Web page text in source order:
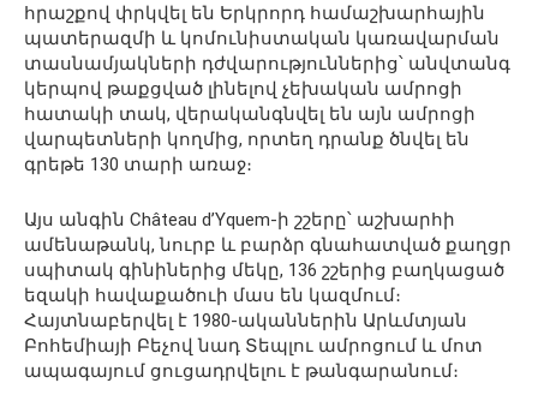
հրաշքով փրկվել են Երկրորդ համաշխարհային
պատերազմի և կոմունիստական կառավարման
տասնամյակների դժվարություններից՝ անվտանգ
կերպով թաքցված լինելով չեխական ամրոցի
հատակի տակ, վերականգնվել են այն ամրոցի
վարպետների կողմից, որտեղ դրանք ծնվել են
գրեթե 130 տարի առաջ։
Այս անգին Château d’Yquem-ի շշերը՝ աշխարհի
ամենաթանկ, նուրբ և բարձր գնահատված քաղցր
սպիտակ գինիներից մեկը, 136 շշերից բաղկացած
եզակի հավաքածուի մաս են կազմում։
Հայտնաբերվել է 1980-ականներին Արևմտյան
Բոհեմիայի Բեչով նադ Տեպլու ամրոցում և մոտ
ապագայում ցուցադրվելու է թանգարանում։